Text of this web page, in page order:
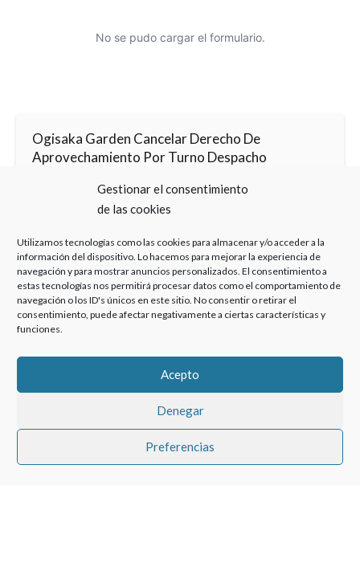
Gestionar el consentimiento
de las cookies
Utilizamos tecnologías como las cookies para almacenar y/o acceder a la
información del dispositivo. Lo hacemos para mejorar la experiencia de
navegación y para mostrar anuncios personalizados. El consentimiento a
estas tecnologías nos permitirá procesar datos como el comportamiento de
navegación o los ID's únicos en este sitio. No consentir o retirar el
consentimiento, puede afectar negativamente a ciertas características y
funciones.
Acepto
Denegar
Preferencias
No se pudo cargar el formulario.
Ogisaka Garden Cancelar Derecho De
Aprovechamiento Por Turno Despacho
Aprovechamiento Por Turno Álvaro Caballero
Haz clic para aceptar cookies de marketing y